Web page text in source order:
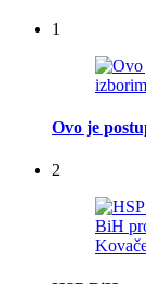
1
Ovo je
2